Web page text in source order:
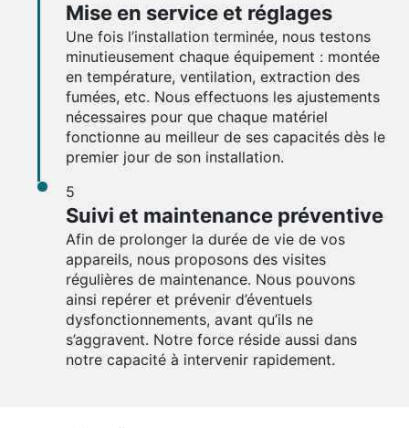
Mise en service et réglages
Une fois l’installation terminée, nous testons
minutieusement chaque équipement : montée
en température, ventilation, extraction des
fumées, etc. Nous effectuons les ajustements
nécessaires pour que chaque matériel
fonctionne au meilleur de ses capacités dès le
premier jour de son installation.
5
Suivi et maintenance préventive
Afin de prolonger la durée de vie de vos
appareils, nous proposons des visites
régulières de maintenance. Nous pouvons
ainsi repérer et prévenir d’éventuels
dysfonctionnements, avant qu’ils ne
s’aggravent. Notre force réside aussi dans
notre capacité à intervenir rapidement.